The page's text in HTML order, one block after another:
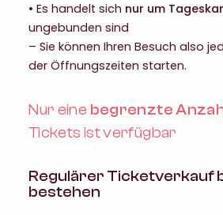
• Es handelt sich nur um
ungebunden sind
– Sie können Ihren Besuch also
der Öffnungszeiten starten.
Nur eine begrenzte
Tickets ist verfügbar
Regulärer Ticketverkauf
bestehen